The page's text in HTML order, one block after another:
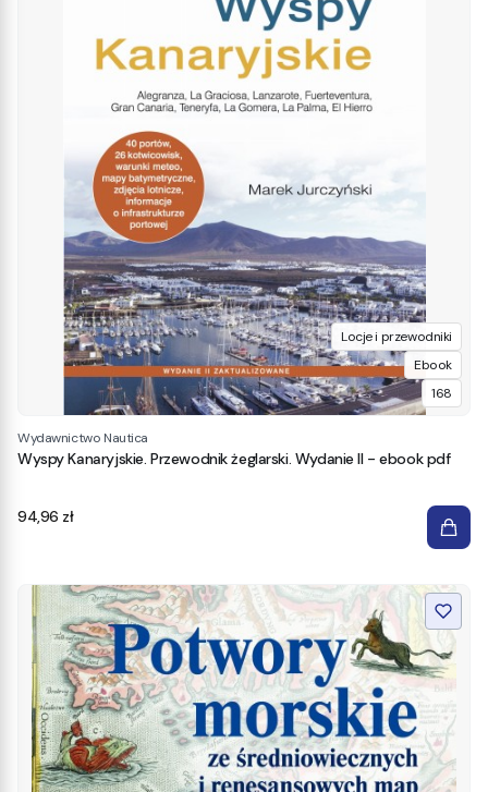
Locje i przewodniki
Ebook
168
Wydawnictwo Nautica
Wyspy Kanaryjskie. Przewodnik żeglarski. Wydanie II - ebook pdf
Cena
94,96 zł